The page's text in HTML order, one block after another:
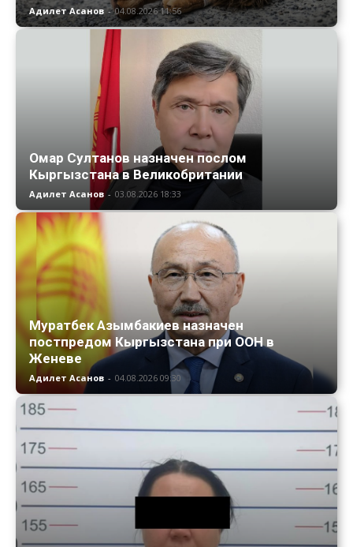
Адилет Асанов - 04.08.2026 11:56
Омар Султанов назначен послом
Кыргызстана в Великобритании
Адилет Асанов - 03.08.2026 18:33
Муратбек Азымбакиев назначен
постпредом Кыргызстана при ООН в
Женеве
Адилет Асанов - 04.08.2026 09:30